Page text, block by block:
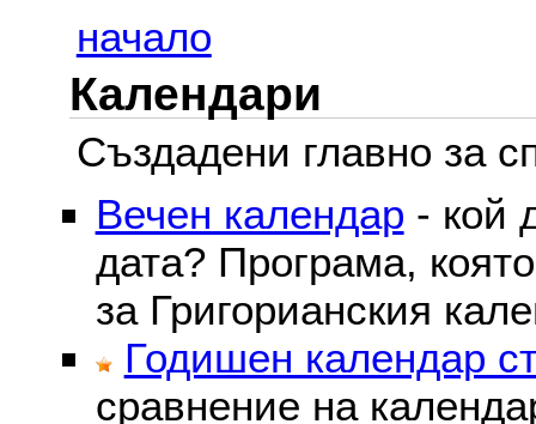
начало
Календари
Създадени главно за
Вечен календар - кой
дата? Програма,
за Григорианския
Годишен календар
сравнение на